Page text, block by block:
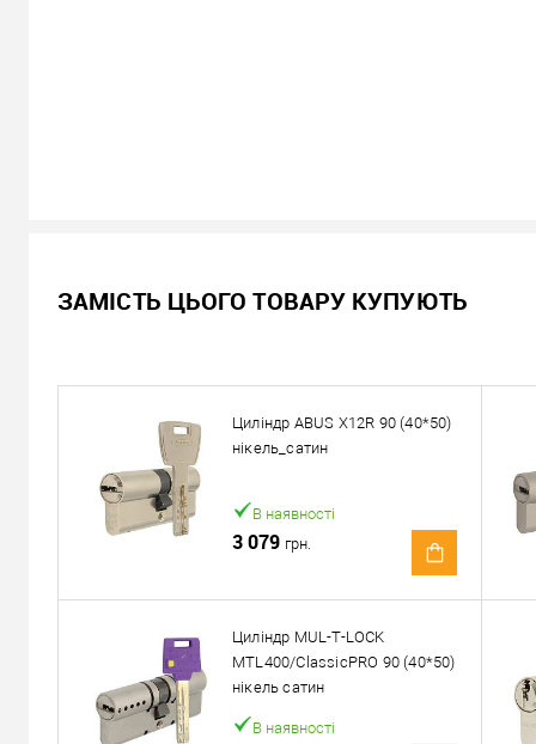
Ціна за запитом
Можемо встановити
«Новою Поштою» по Україні
Мінімальна сума замовлення 400 грн
Доставка накладеним платежем від 400 грн
ЗАМІСТЬ ЦЬОГО ТОВАРУ КУПУЮТЬ
Циліндр ABUS X12R 90 (40*50)
нікель_сатин
В наявності
3 079 грн.
Циліндр MUL-T-LOCK
MTL400/ClassicPRO 90 (40*50)
нікель сатин
В наявності